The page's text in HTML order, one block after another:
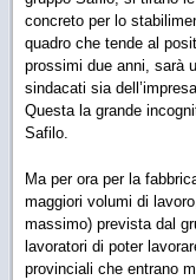
concreto per lo
quadro che tende al
prossimi due anni, sarà
sindacati sia
Questa la grande
Safilo.
Ma per ora per la
maggiori volumi di
massimo) prevista dal
lavoratori di poter
provinciali che entrano